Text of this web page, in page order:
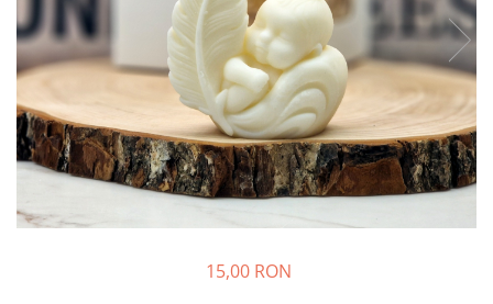
Meniuri & nr de BOTEZ
Plicuri si cartoane pentru INVITATII
TAVA pentru MOT
Cruciulite de BOTEZ
Invitatii BANCHET
Baloane & decoratiuni BOTEZ
Trusouri & Lumanari Botez
Pahare Miri & Nasi
Cocarde nunta
Inmormatare/pomana
Meniuri pentru NUNTA
Decoratiuni NUNTA
15,00 RON